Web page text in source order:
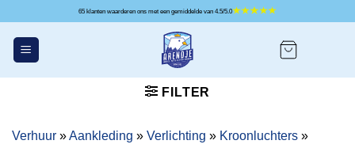
inhoud
65 klanten waarderen ons met een gemiddelde van 4.5/5.0
FILTER
Verhuur »Aankleding » Verlichting » Kroonluchters »